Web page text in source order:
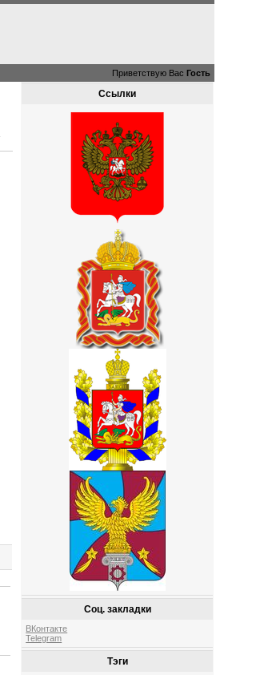
Приветствую Вас Гость
Ссылки
Соц. закладки
ВКонтакте
Telegram
Тэги